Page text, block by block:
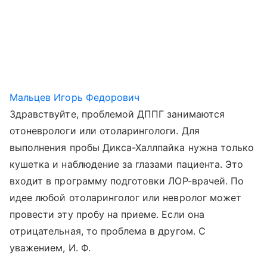
Мальцев Игорь Федорович
Здравствуйте, проблемой ДППГ занимаются
отоневрологи или отоларингологи. Для
выполнения пробы Дикса-Халлпайка нужна только
кушетка и наблюдение за глазами пациента. Это
входит в программу подготовки ЛОР-врачей. По
идее любой отоларинголог или невролог может
провести эту пробу на приеме. Если она
отрицательная, то проблема в другом. С
уважением, И. Ф.